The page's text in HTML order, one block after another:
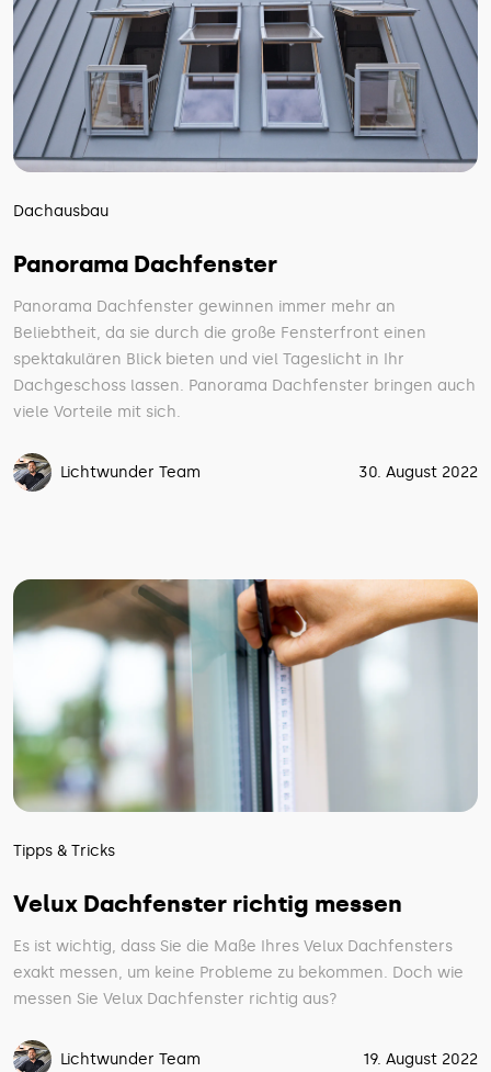
Dachausbau
Panorama Dachfenster
Panorama Dachfenster gewinnen immer mehr an
Beliebtheit, da sie durch die große Fensterfront einen
spektakulären Blick bieten und viel Tageslicht in Ihr
Dachgeschoss lassen. Panorama Dachfenster bringen auch
viele Vorteile mit sich.
Lichtwunder Team 30. August 2022
Tipps & Tricks
Velux Dachfenster richtig messen
Es ist wichtig, dass Sie die Maße Ihres Velux Dachfensters
exakt messen, um keine Probleme zu bekommen. Doch wie
messen Sie Velux Dachfenster richtig aus?
Lichtwunder Team 19. August 2022